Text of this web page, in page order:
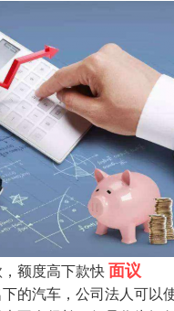
额度高下款快面议
的汽车，公司法人可